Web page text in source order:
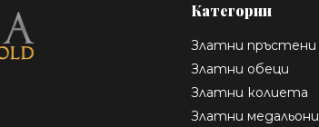
Категории
Златни пръстени
Златни обеци
Златни колиета
Златни медальони